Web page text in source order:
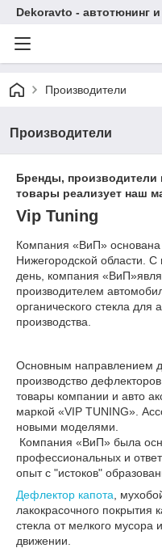
Dekoravto - автотюнинг
Производители
Производители
Бренды, производители
товары реализует наш
Vip Tuning
Компания «ВиП» основана
Нижегородской области.
день, компания
производителем
органического стекла для
производства.
Основным направлением
производство
товары компании и авто
маркой «VIP TUNING».
новыми моделями.
Компания «ВиП» была
профессиональных и
опыт с "истоков"
Дефлектор капота ,
лакокрасочного покрытия
стекла от мелкого мусора
движении.